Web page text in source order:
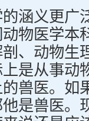
义更广
物医学本
、动物生
是从事动
兽医。如
是兽医。